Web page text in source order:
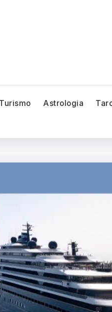
Astrologia